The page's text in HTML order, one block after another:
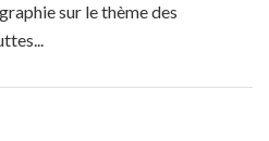
sur le thème des